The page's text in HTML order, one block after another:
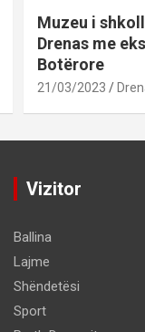
Muzeu i
Drenas me
Botërore
21/03/2023
Vizitor
Ballina
Lajme
Shëndetësi
Sport